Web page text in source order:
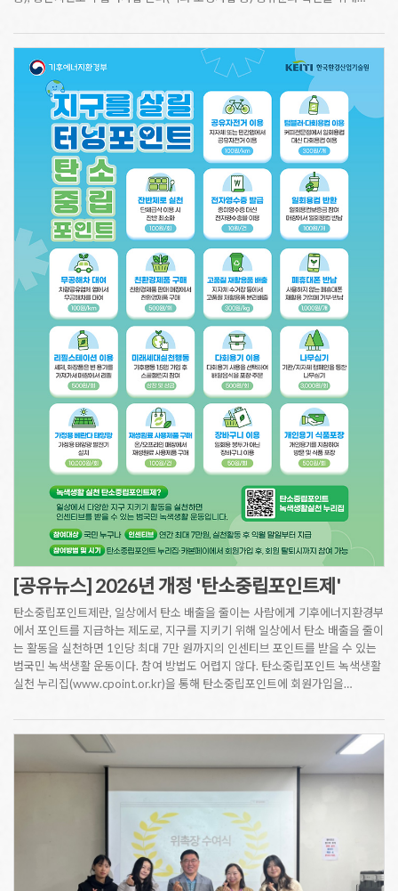
[공유뉴스] 2026년 개정 '탄소중립포인트제'
탄소중립포인트제란, 일상에서 탄소 배출을 줄이는 사람에게 기후에너지환경부
에서 포인트를 지급하는 제도로, 지구를 지키기 위해 일상에서 탄소 배출을 줄이
는 활동을 실천하면 1인당 최대 7만 원까지의 인센티브 포인트를 받을 수 있는
범국민 녹색생활 운동이다. 참여 방법도 어렵지 않다. 탄소중립포인트 녹색생활
실천 누리집(www.cpoint.or.kr)을 통해 탄소중립포인트에 회원가입을…